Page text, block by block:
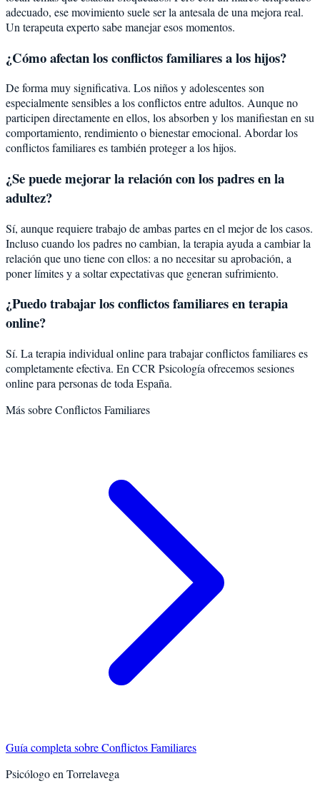
adecuado, ese movimiento suele ser la antesala de una mejora real.
Un terapeuta experto sabe manejar esos momentos.
¿Cómo afectan los conflictos familiares a los hijos?
De forma muy significativa. Los niños y adolescentes son
especialmente sensibles a los conflictos entre adultos. Aunque no
participen directamente en ellos, los absorben y los manifiestan en su
comportamiento, rendimiento o bienestar emocional. Abordar los
conflictos familiares es también proteger a los hijos.
¿Se puede mejorar la relación con los padres en la
adultez?
Sí, aunque requiere trabajo de ambas partes en el mejor de los casos.
Incluso cuando los padres no cambian, la terapia ayuda a cambiar la
relación que uno tiene con ellos: a no necesitar su aprobación, a
poner límites y a soltar expectativas que generan sufrimiento.
¿Puedo trabajar los conflictos familiares en terapia
online?
Sí. La terapia individual online para trabajar conflictos familiares es
completamente efectiva. En CCR Psicología ofrecemos sesiones
online para personas de toda España.
Más sobreConflictos Familiares
Guía completa sobreConflictos Familiares
Psicólogo en Torrelavega